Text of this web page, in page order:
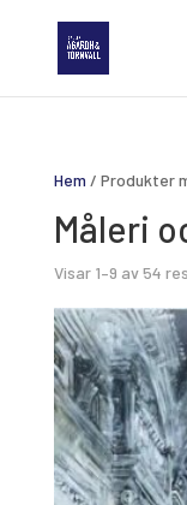
Hem / Produkter
Måleri
Visar 1–9 av 54